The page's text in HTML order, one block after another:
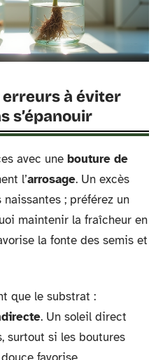
à éviter
s’épanouir
avec une bouture de
l’arrosage. Un excès
naissantes ; préférez un
maintenir la fraîcheur en
la fonte des semis et
que le substrat :
. Un soleil direct
surtout si les boutures